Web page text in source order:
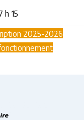
h 15
2025-2026